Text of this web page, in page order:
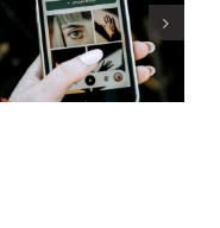
z filtrów
rzeczywistości
rozszerzonej